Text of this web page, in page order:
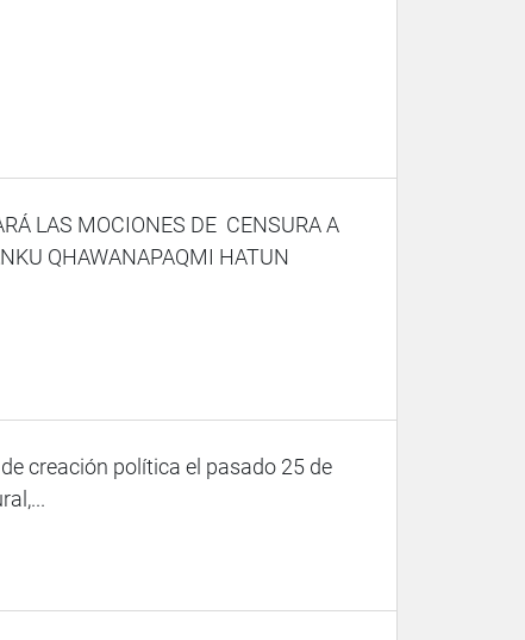
LAS MOCIONES DE CENSURA A
QHAWANAPAQMI HATUN
creación política el pasado 25 de